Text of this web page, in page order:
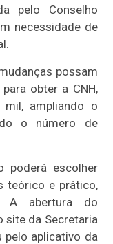
pelo Conselho
necessidade de
possam
obter a CNH,
ampliando o
o número de
poderá escolher
teórico e prático,
A abertura do
site da Secretaria
pelo aplicativo da